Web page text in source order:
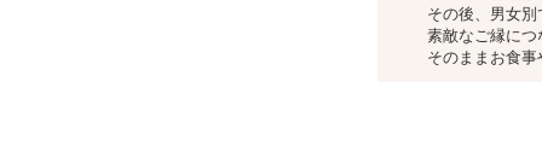
その後、男女
素敵なご縁に
そのままお食